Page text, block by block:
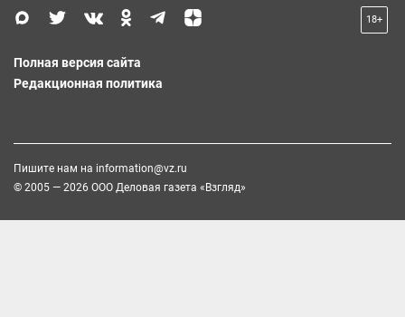
18+
Полная версия сайта
Редакционная политика
Пишите нам на information@vz.ru
© 2005 — 2026 ООО Деловая газета «Взгляд»